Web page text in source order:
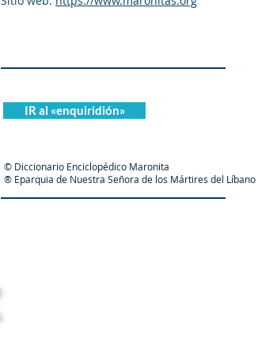
IR al «enquiridión»
© Diccionario Enciclopédico Maronita
® Eparquia de Nuestra Señora de los Mártires del Líbano